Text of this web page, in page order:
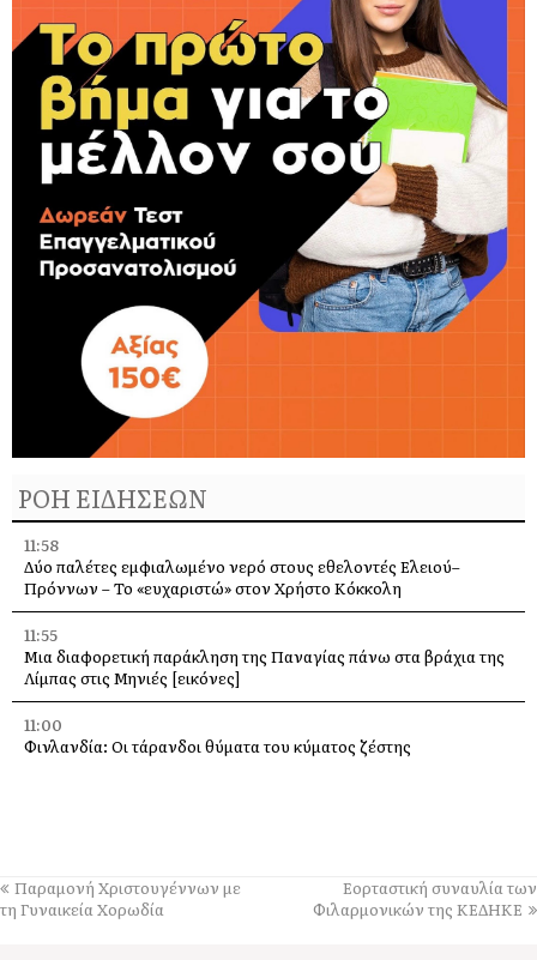
ΡΟΗ ΕΙΔΗΣΕΩΝ
11:58
Δύο παλέτες εμφιαλωμένο νερό στους εθελοντές Ελειού–
Πρόννων – Το «ευχαριστώ» στον Χρήστο Κόκκολη
11:55
Μια διαφορετική παράκληση της Παναγίας πάνω στα βράχια της
Λίμπας στις Μηνιές [εικόνες]
11:00
Φινλανδία: Οι τάρανδοι θύματα του κύματος ζέστης
10:00
Ιερά Παράκληση την Τρίτη στην Υπεραγία Θεοτόκο από τη Μονή
Παραμονή Χριστουγέννων με
τη Γυναικεία Χορωδία
Εορταστική συναυλία των
Φιλαρμονικών της ΚΕΔΗΚΕ